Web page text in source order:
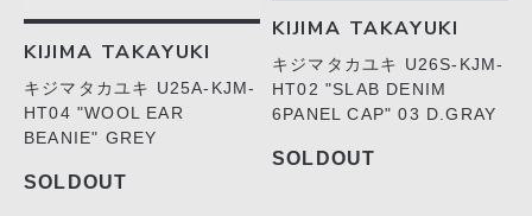
KIJIMA TAKAYUKI
キジマタカユキ U25A-KJM-
HT04 "WOOL EAR
BEANIE" GREY
SOLDOUT
KIJIMA TAKAYUKI
キジマタカユキ U26S-KJM-
HT02 "SLAB DENIM
6PANEL CAP" 03 D.GRAY
SOLDOUT